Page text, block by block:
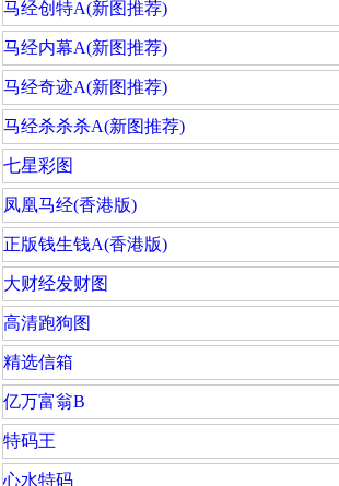
马经创特A(新图推荐)
马经内幕A(新图推荐)
马经奇迹A(新图推荐)
马经杀杀杀A(新图推荐)
七星彩图
凤凰马经(香港版)
正版钱生钱A(香港版)
大财经发财图
高清跑狗图
精选信箱
亿万富翁B
特码王
心水特码